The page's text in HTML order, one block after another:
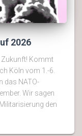
2026
Zukunft! Kommt
Köln vom 1.-6.
das NATO-
Wir sagen
den